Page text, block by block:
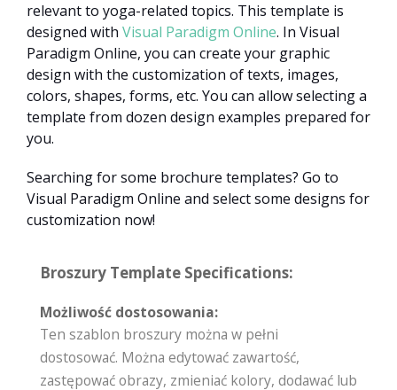
relevant to yoga-related topics. This template is
designed with Visual Paradigm Online. In Visual
Paradigm Online, you can create your graphic
design with the customization of texts, images,
colors, shapes, forms, etc. You can allow selecting a
template from dozen design examples prepared for
you.
Searching for some brochure templates? Go to
Visual Paradigm Online and select some designs for
customization now!
Broszury Template Specifications:
Możliwość dostosowania:
Ten szablon broszury można w pełni
dostosować. Można edytować zawartość,
zastępować obrazy, zmieniać kolory, dodawać lub